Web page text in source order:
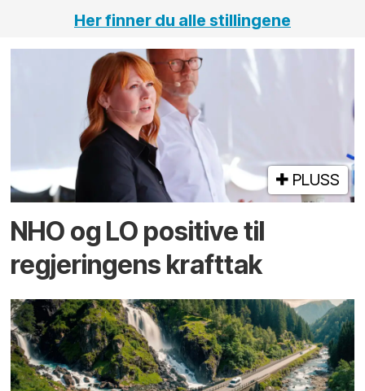
Her finner du alle stillingene
PLUSS
NHO og LO positive til
regjeringens krafttak